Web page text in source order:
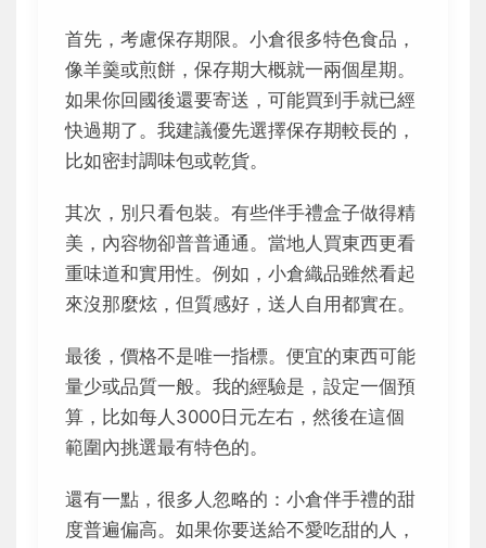
首先，考慮保存期限。小倉很多特色食品，
像羊羹或煎餅，保存期大概就一兩個星期。
如果你回國後還要寄送，可能買到手就已經
快過期了。我建議優先選擇保存期較長的，
比如密封調味包或乾貨。
其次，別只看包裝。有些伴手禮盒子做得精
美，內容物卻普普通通。當地人買東西更看
重味道和實用性。例如，小倉織品雖然看起
來沒那麼炫，但質感好，送人自用都實在。
最後，價格不是唯一指標。便宜的東西可能
量少或品質一般。我的經驗是，設定一個預
算，比如每人3000日元左右，然後在這個
範圍內挑選最有特色的。
還有一點，很多人忽略的：小倉伴手禮的甜
度普遍偏高。如果你要送給不愛吃甜的人，